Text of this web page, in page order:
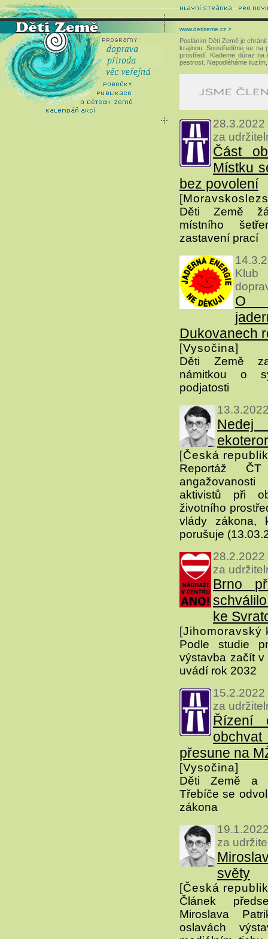
www.detizeme.cz >
Posláním Dětí Země je
krajinou. Soustředíme se na
prostředí. Klademe důraz
pestrost. Nepodléháme
za
Část
Místku
bez povolení
Děti Země
místního
zastavení prací
O
Dukovanech
[Vysočina]
Děti Země
námitkou o
podjatosti
[Česká
Reportáž
aktivistů při
životního
vlády zákona,
porušuje
za
Brno
ke
[Jihomoravský
Podle studie
výstavba začít
uvádí rok 2032
za
Řízení
přesune na
[Vysočina]
Děti Země a
Třebíče se
zákona
za
světy
[Česká
Článek
Miroslava
oslavách